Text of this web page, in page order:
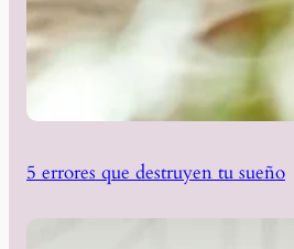
5 errores que destruyen tu sueño